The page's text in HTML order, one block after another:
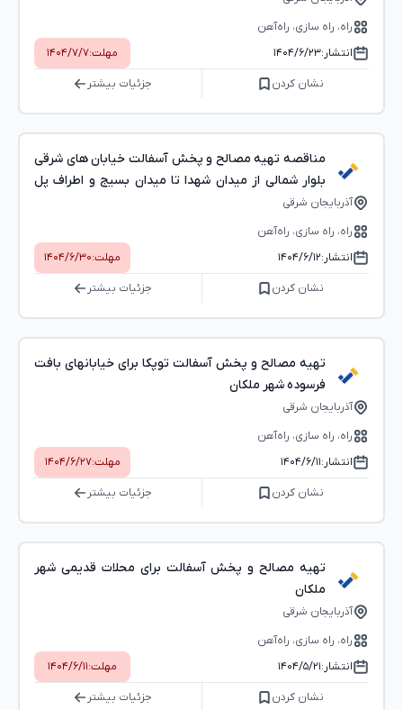
راه، راه‌ سازی، راه‌آهن
انتشار:۱۴۰۴/۶/۲۳ مهلت:۱۴۰۴/۷/۷
نشان کردن جزئیات بیشتر
مناقصه تهیه مصالح و پخش آسفالت خیابان های شرقی
بلوار شمالی از میدان شهدا تا میدان بسیج و اطراف پل
امام حسین
آذربایجان شرقی
راه، راه‌ سازی، راه‌آهن
انتشار:۱۴۰۴/۶/۱۲ مهلت:۱۴۰۴/۶/۳۰
نشان کردن جزئیات بیشتر
تهیه مصالح و پخش آسفالت توپکا برای خیابانهای بافت
فرسوده شهر ملکان
آذربایجان شرقی
راه، راه‌ سازی، راه‌آهن
انتشار:۱۴۰۴/۶/۱۱ مهلت:۱۴۰۴/۶/۲۷
نشان کردن جزئیات بیشتر
تهیه مصالح و پخش آسفالت برای محلات قدیمی شهر
ملکان
آذربایجان شرقی
راه، راه‌ سازی، راه‌آهن
انتشار:۱۴۰۴/۵/۲۱ مهلت:۱۴۰۴/۶/۱۱
نشان کردن جزئیات بیشتر